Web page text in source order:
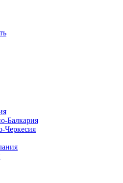
Балкария
Черкесия